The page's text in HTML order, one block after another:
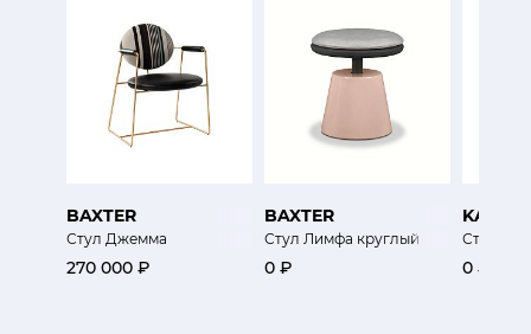
BAXTER
Стул Джемма
270 000 ₽
BAXTER
Стул Лимфа круглый
0 ₽
Стул
0 ₽